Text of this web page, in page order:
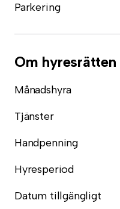
Parkering
Om hyresrätten
Månadshyra
Tjänster
Handpenning
Hyresperiod
Datum tillgängligt